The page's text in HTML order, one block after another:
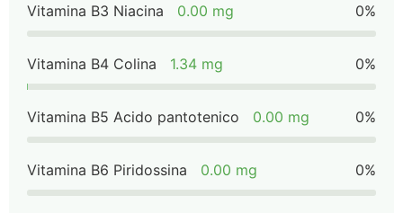
Vitamina B3 Niacina 0.00 mg 0%
Vitamina B4 Colina 1.34 mg 0%
Vitamina B5 Acido pantotenico 0.00 mg 0%
Vitamina B6 Piridossina 0.00 mg 0%